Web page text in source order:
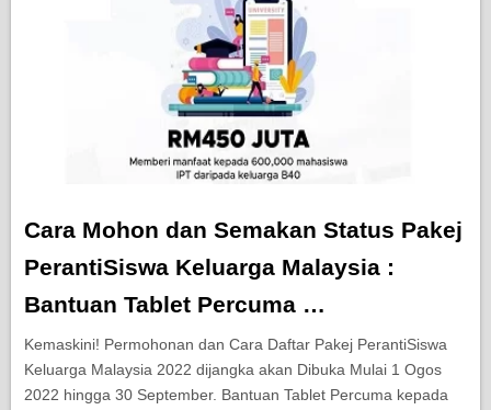
Cara Mohon dan Semakan Status Pakej
PerantiSiswa Keluarga Malaysia :
Bantuan Tablet Percuma …
Kemaskini! Permohonan dan Cara Daftar Pakej PerantiSiswa
Keluarga Malaysia 2022 dijangka akan Dibuka Mulai 1 Ogos
2022 hingga 30 September. Bantuan Tablet Percuma kepada